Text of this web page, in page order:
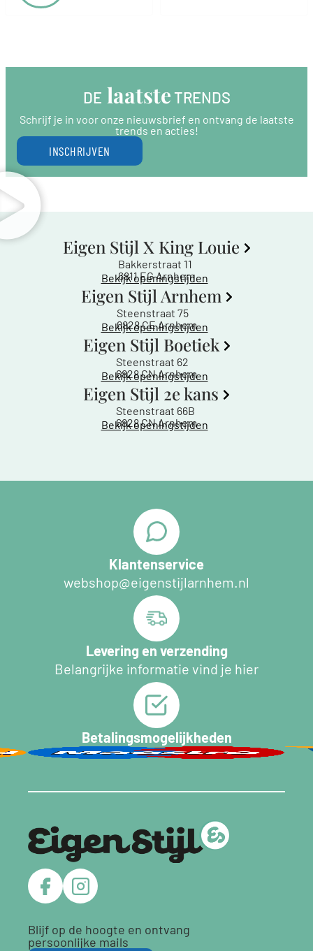
DE laatste TRENDS
Schrijf je in voor onze nieuwsbrief en ontvang de laatste
trends en acties!
INSCHRIJVEN
Eigen Stijl X King Louie
Bakkerstraat 11
6811 EG Arnhem
Bekijk openingstijden
Eigen Stijl Arnhem
Steenstraat 75
6828 CE Arnhem
Bekijk openingstijden
Eigen Stijl Boetiek
Steenstraat 62
6828 CN Arnhem
Bekijk openingstijden
Eigen Stijl 2e kans
Steenstraat 66B
6828 CN Arnhem
Bekijk openingstijden
Klantenservice
webshop@eigenstijlarnhem.nl
Levering en verzending
Belangrijke informatie vind je hier
Betalingsmogelijkheden
Blijf op de hoogte en ontvang
persoonlijke mails